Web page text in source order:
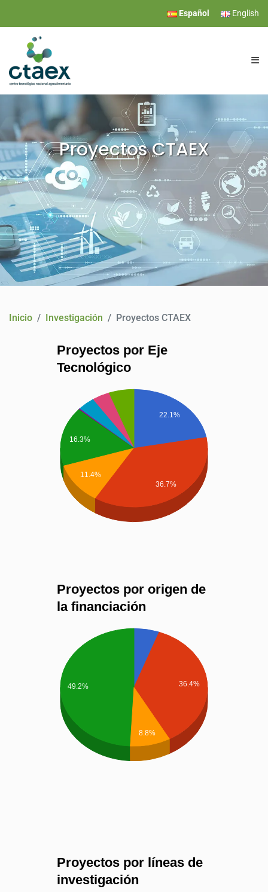
Español English
INVESTIGACIÓN
SERVICIOS
EVENTOS
COMUNICACIÓN
CONTACTO
Proyectos CTAEX
Inicio Investigación Proyectos CTAEX
Proyectos por Eje
Tecnológico
22.1%
16.3%
11.4%
36.7%
Proyectos por origen de
la financiación
36.4%
49.2%
8.8%
Proyectos por líneas de
investigación